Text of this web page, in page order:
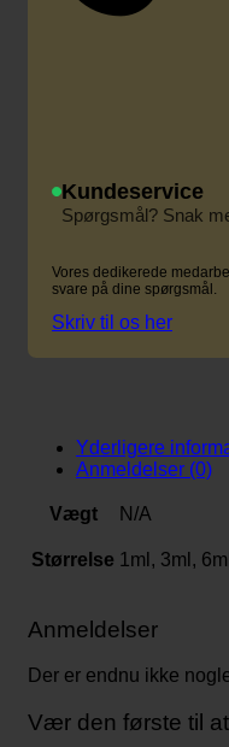
Kundeservice
Spørgsmål? Snak
Vores dedikerede
svare på dine spørgsmål.
Skriv til os her
Yderligere
Anmeldelser (0)
Vægt N/A
Størrelse 1ml, 3ml,
Anmeldelser
Der er endnu ikke
Vær den første til